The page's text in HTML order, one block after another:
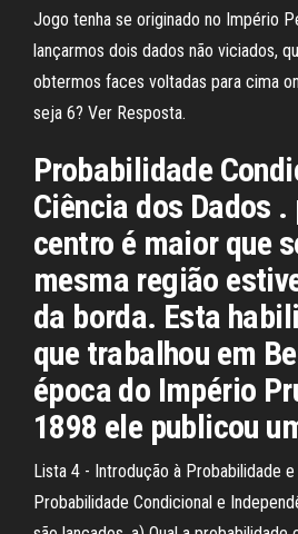
Jogo tenha se originado no Império
lançarmos dois dados não viciados,
obtermos faces voltadas para cima
seja 6? Ver Resposta.
Probabilidade
Ciência dos Dados
centro é maior que
mesma região
da borda. Esta
que trabalhou em
época do Império
1898 ele publicou
Lista 4 - Introdução à Probabilidade
Probabilidade Condicional e